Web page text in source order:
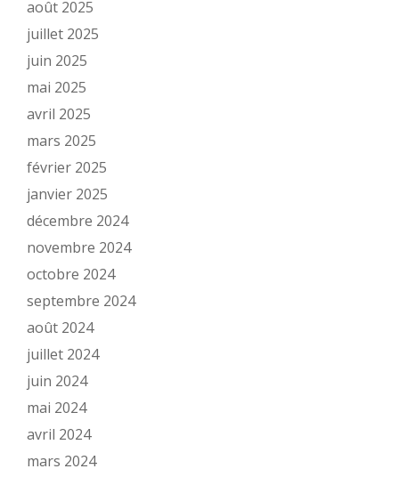
août 2025
juillet 2025
juin 2025
mai 2025
avril 2025
mars 2025
février 2025
janvier 2025
décembre 2024
novembre 2024
octobre 2024
septembre 2024
août 2024
juillet 2024
juin 2024
mai 2024
avril 2024
mars 2024